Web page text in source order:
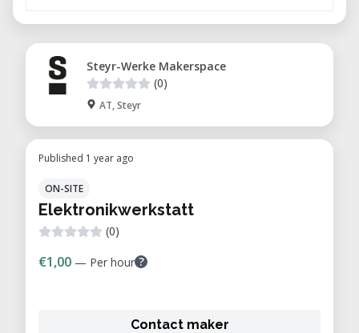
Steyr-Werke Makerspace
(0)
AT, Steyr
Published 1 year ago
ON-SITE
Elektronikwerkstatt
(0)
€1,00 — Per hour ?
Contact maker